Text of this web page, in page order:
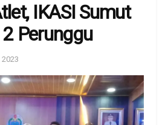
IKASI Sumut
Perunggu